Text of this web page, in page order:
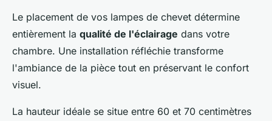
Le placement de vos lampes de chevet détermine
entièrement la qualité de l'éclairage dans votre
chambre. Une installation réfléchie transforme
l'ambiance de la pièce tout en préservant le confort
visuel.
La hauteur idéale se situe entre 60 et 70 centimètres